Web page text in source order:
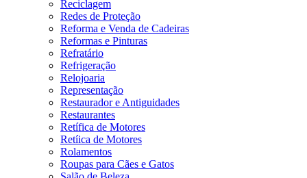
Reciclagem
Redes de Proteção
Reforma e Venda de Cadeiras
Reformas e Pinturas
Refratário
Refrigeração
Relojoaria
Representação
Restaurador e Antiguidades
Restaurantes
Retífica de Motores
Retíica de Motores
Rolamentos
Roupas para Cães e Gatos